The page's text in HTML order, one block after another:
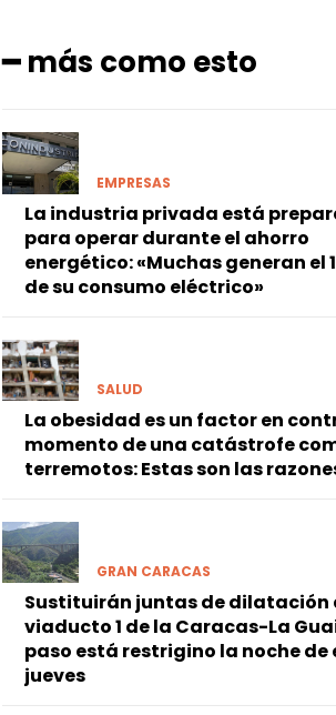
━ más como esto
EMPRESAS
La industria privada está
para operar durante el ahorro
energético: «Muchas generan el
de su consumo eléctrico»
SALUD
La obesidad es un factor en
momento de una catástrofe
terremotos: Estas son las
GRAN CARACAS
Sustituirán juntas de dilatación
viaducto 1 de la Caracas-La
paso está restrigino la noche de
jueves